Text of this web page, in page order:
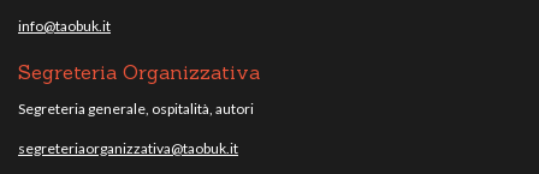
info@taobuk.it
Segreteria Organizzativa
Segreteria generale, ospitalità, autori
segreteriaorganizzativa@taobuk.it